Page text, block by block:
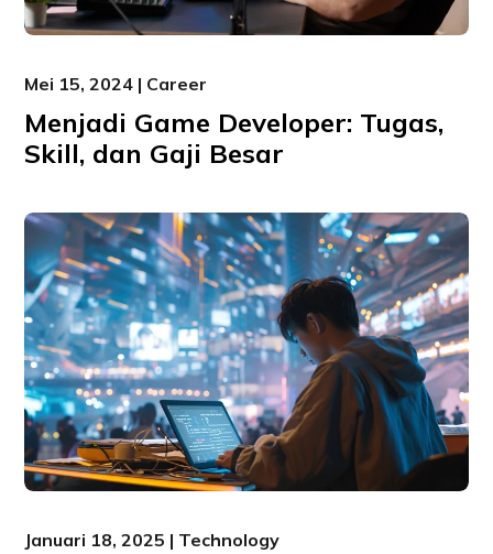
Mei 15, 2024 | Career
Menjadi Game Developer: Tugas,
Skill, dan Gaji Besar
Januari 18, 2025 | Technology